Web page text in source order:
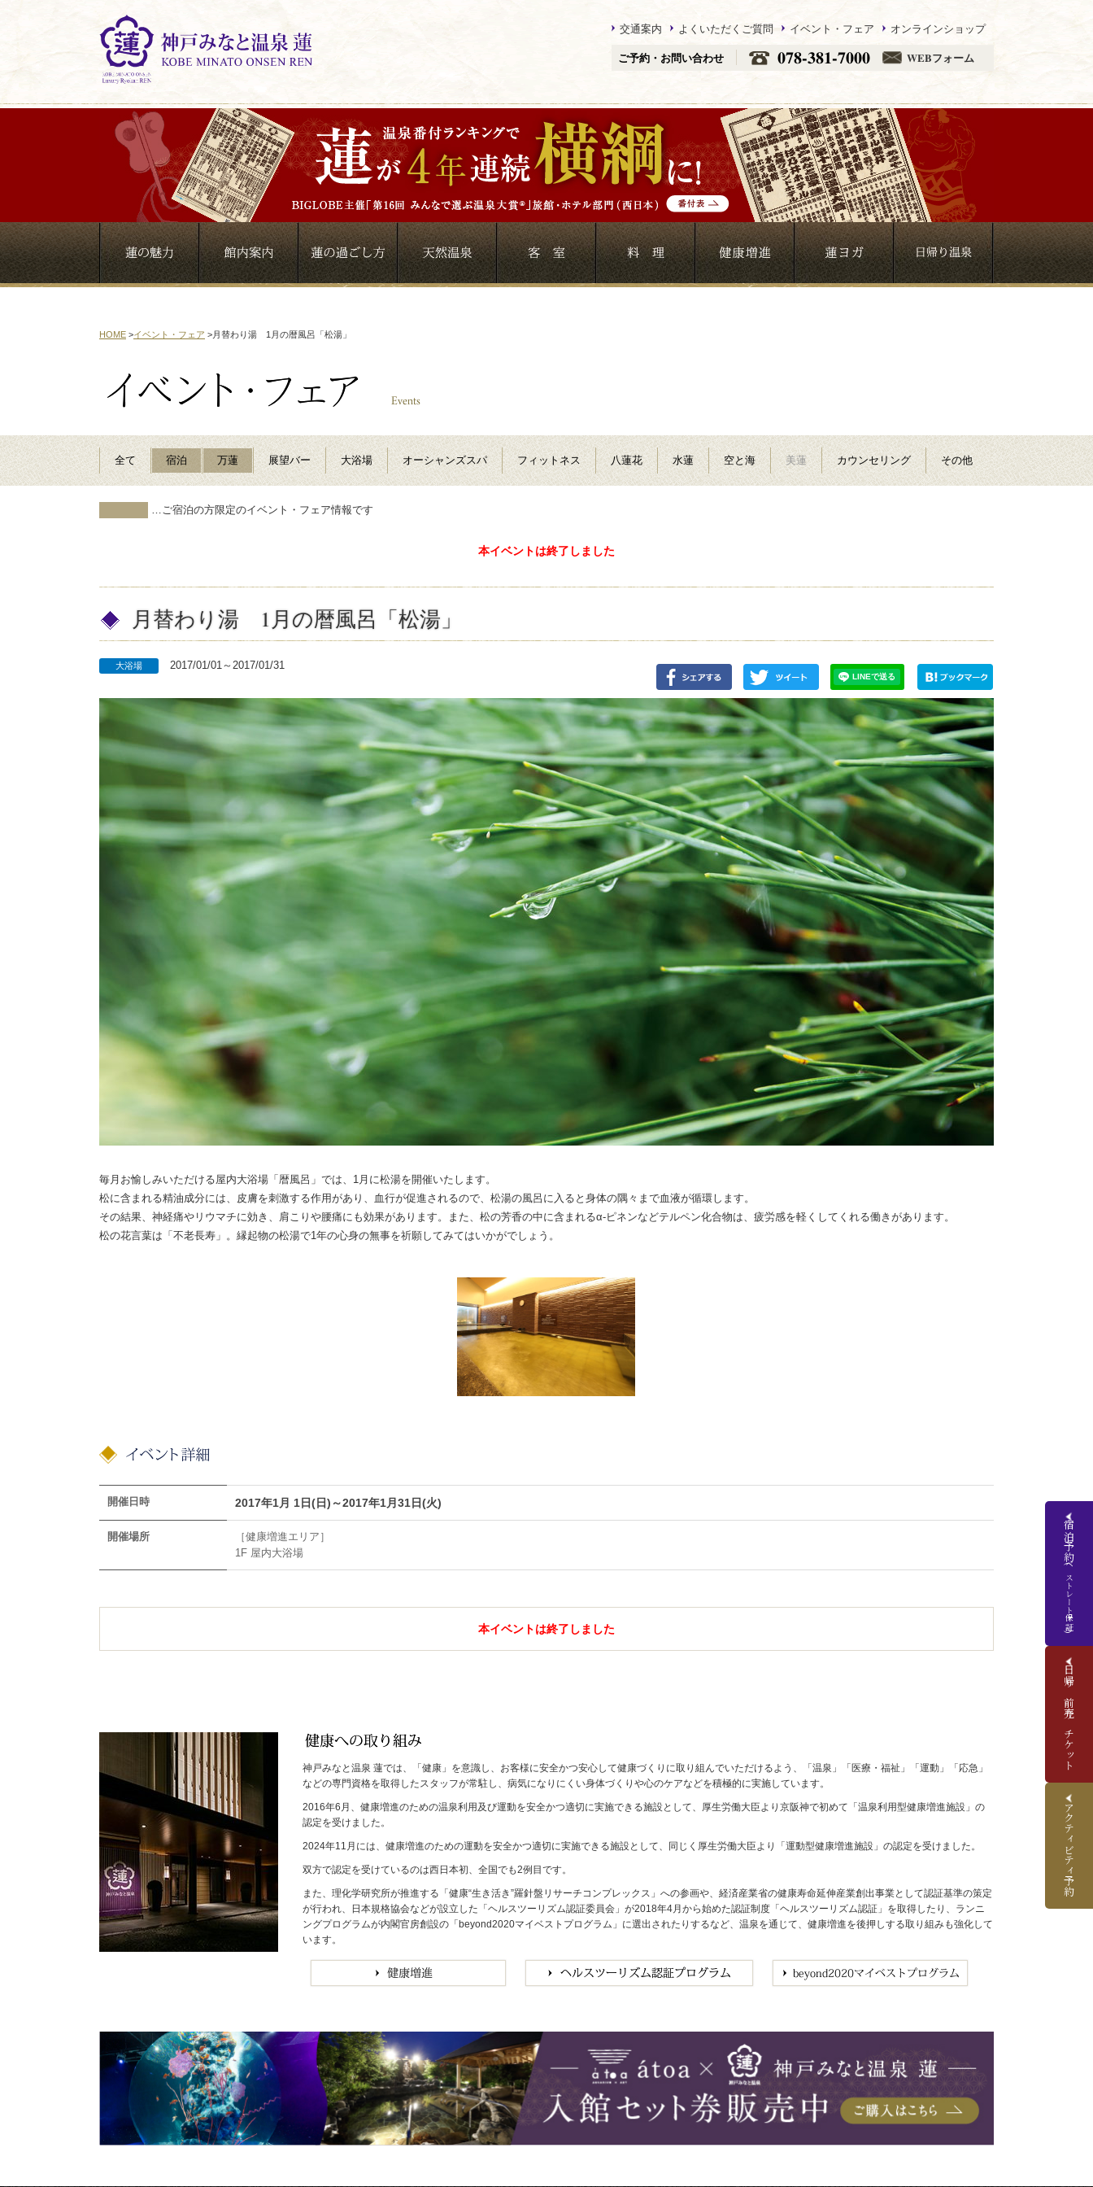
交通案内 よくいただくご質問 イベント・フェア オンラインショップ
ご予約・お問い合わせ 078-381-7000 WEBフォーム
宿泊予約
(ベストレート保証)
日帰り前売りチケット
アクティビティ予約
HOME >イベント・フェア >月替わり湯 1月の暦風呂「松湯」
全て 宿泊 万蓮 展望バー 大浴場 オーシャンズスパ フィットネス 八蓮花 水蓮 空と海 美蓮 カウンセリング その他
…ご宿泊の方限定のイベント・フェア情報です
本イベントは終了しました
月替わり湯 1月の暦風呂「松湯」
大浴場 2017/01/01～2017/01/31
毎月お愉しみいただける屋内大浴場「暦風呂」では、1月に松湯を開催いたします。
松に含まれる精油成分には、皮膚を刺激する作用があり、血行が促進されるので、松湯の風呂に入ると身体の隅々まで血液が循環します。
その結果、神経痛やリウマチに効き、肩こりや腰痛にも効果があります。また、松の芳香の中に含まれるα-ピネンなどテルペン化合物は、疲労感を軽くしてくれる働きがあります。
松の花言葉は「不老長寿」。縁起物の松湯で1年の心身の無事を祈願してみてはいかがでしょう。
開催日時 2017年1月 1日(日)～2017年1月31日(火)
開催場所
［健康増進エリア］
1F 屋内大浴場
本イベントは終了しました
神戸みなと温泉 蓮では、「健康」を意識し、お客様に安全かつ安心して健康づくりに取り組んでいただけるよう、「温泉」「医療・福祉」「運動」「応急」
などの専門資格を取得したスタッフが常駐し、病気になりにくい身体づくりや心のケアなどを積極的に実施しています。
2016年6月、健康増進のための温泉利用及び運動を安全かつ適切に実施できる施設として、厚生労働大臣より京阪神で初めて「温泉利用型健康増進施設」の
認定を受けました。
2024年11月には、健康増進のための運動を安全かつ適切に実施できる施設として、同じく厚生労働大臣より「運動型健康増進施設」の認定を受けました。
双方で認定を受けているのは西日本初、全国でも2例目です。
また、理化学研究所が推進する「健康“生き活き”羅針盤リサーチコンプレックス」への参画や、経済産業省の健康寿命延伸産業創出事業として認証基準の策定
が行われ、日本規格協会などが設立した「ヘルスツーリズム認証委員会」が2018年4月から始めた認証制度「ヘルスツーリズム認証」を取得したり、ランニ
ングプログラムが内閣官房創設の「beyond2020マイベストプログラム」に選出されたりするなど、温泉を通じて、健康増進を後押しする取り組みも強化して
います。